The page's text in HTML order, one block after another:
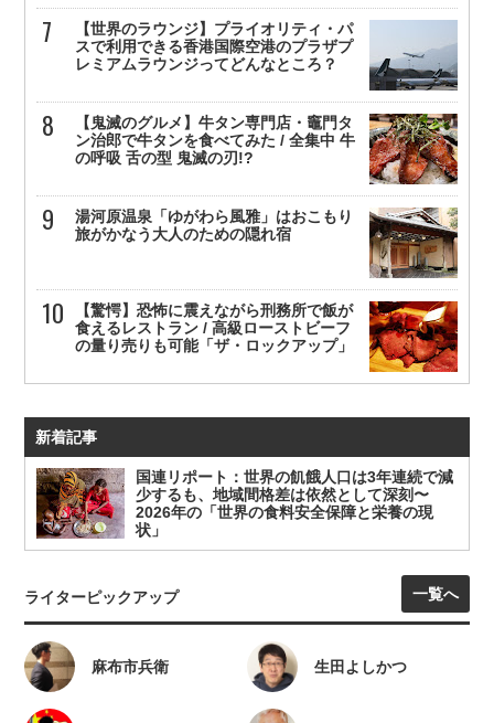
【世界のラウンジ】プライオリティ・パ
スで利用できる香港国際空港のプラザプ
レミアムラウンジってどんなところ？
【鬼滅のグルメ】牛タン専門店・竈門タ
ン治郎で牛タンを食べてみた / 全集中 牛
の呼吸 舌の型 鬼滅の刃!?
湯河原温泉「ゆがわら風雅」はおこもり
旅がかなう大人のための隠れ宿
【驚愕】恐怖に震えながら刑務所で飯が
食えるレストラン / 高級ローストビーフ
の量り売りも可能「ザ・ロックアップ」
新着記事
国連リポート：世界の飢餓人口は3年連続で減
少するも、地域間格差は依然として深刻〜
2026年の「世界の食料安全保障と栄養の現
状」
ライターピックアップ 一覧へ
麻布市兵衛 生田よしかつ